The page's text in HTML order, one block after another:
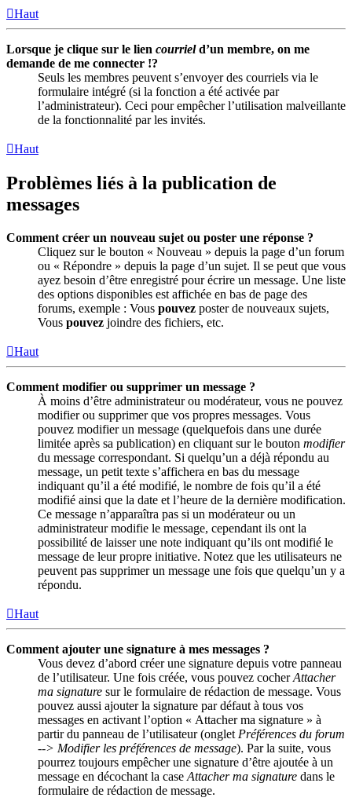
Haut
Lorsque je clique sur le lien courrield’un membre, on me
demande de me connecter !?
Seuls les membres peuvent s’envoyer des courriels via le
formulaire intégré (si la fonction a été activée par
l’administrateur). Ceci pour empêcher l’utilisation malveillante
de la fonctionnalité par les invités.
Haut
Problèmes liés à la publication de
messages
Comment créer un nouveau sujet ou poster une réponse ?
Cliquez sur le bouton « Nouveau » depuis la page d’un forum
ou « Répondre » depuis la page d’un sujet. Il se peut que vous
ayez besoin d’être enregistré pour écrire un message. Une liste
des options disponibles est affichée en bas de page des
forums, exemple : Vous pouvez poster de nouveaux sujets,
Vous pouvez joindre des fichiers, etc.
Haut
Comment modifier ou supprimer un message ?
À moins d’être administrateur ou modérateur, vous ne pouvez
modifier ou supprimer que vos propres messages. Vous
pouvez modifier un message (quelquefois dans une durée
limitée après sa publication) en cliquant sur le bouton modifier
du message correspondant. Si quelqu’un a déjà répondu au
message, un petit texte s’affichera en bas du message
indiquant qu’il a été modifié, le nombre de fois qu’il a été
modifié ainsi que la date et l’heure de la dernière modification.
Ce message n’apparaîtra pas si un modérateur ou un
administrateur modifie le message, cependant ils ont la
possibilité de laisser une note indiquant qu’ils ont modifié le
message de leur propre initiative. Notez que les utilisateurs ne
peuvent pas supprimer un message une fois que quelqu’un y a
répondu.
Haut
Comment ajouter une signature à mes messages ?
Vous devez d’abord créer une signature depuis votre panneau
de l’utilisateur. Une fois créée, vous pouvez cocherAttacher
ma signature sur le formulaire de rédaction de message. Vous
pouvez aussi ajouter la signature par défaut à tous vos
messages en activant l’option « Attacher ma signature » à
partir du panneau de l’utilisateur (onglet Préférences du forum
--> Modifier les préférences de message). Par la suite, vous
pourrez toujours empêcher une signature d’être ajoutée à un
message en décochant la case Attacher ma signature dans le
formulaire de rédaction de message.